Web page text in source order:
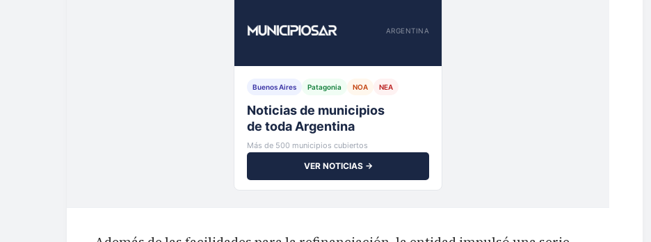
ARGENTINA
Buenos Aires Patagonia NOA NEA
Tu municipio,
al instante
Más de 500 municipios cubiertos
VER NOTICIAS →